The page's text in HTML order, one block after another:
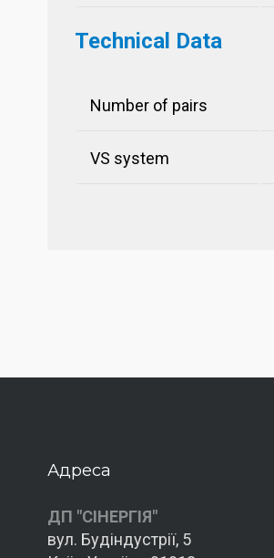
Technical Data
Number of pairs
VS system
Адреса
ДП "СІНЕРГІЯ"
вул. Будіндустрії, 5